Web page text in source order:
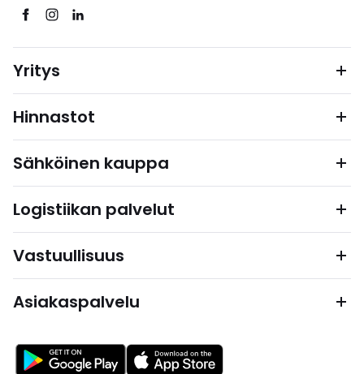
Yritys
Hinnastot
Sähköinen kauppa
Logistiikan palvelut
Vastuullisuus
Asiakaspalvelu